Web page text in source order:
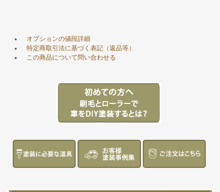
オプションの値段詳細
特定商取引法に基づく表記（返品等）
この商品について問い合わせる